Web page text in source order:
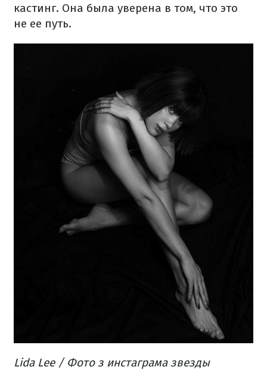
кастинг. Она была уверена в том, что это
не ее путь.
Lida Lee / Фото з инстаграма звезды